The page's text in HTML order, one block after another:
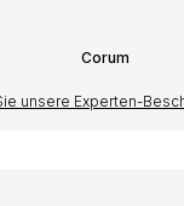
Corum
unsere Experten-